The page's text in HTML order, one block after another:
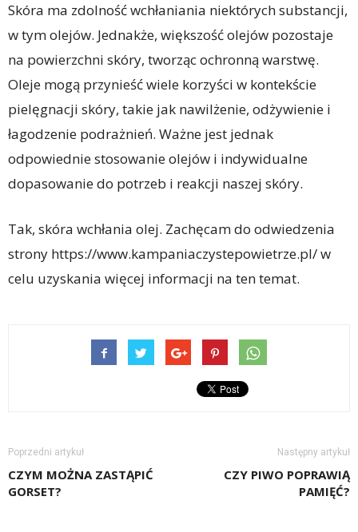
Skóra ma zdolność wchłaniania niektórych substancji,
w tym olejów. Jednakże, większość olejów pozostaje
na powierzchni skóry, tworząc ochronną warstwę.
Oleje mogą przynieść wiele korzyści w kontekście
pielęgnacji skóry, takie jak nawilżenie, odżywienie i
łagodzenie podrażnień. Ważne jest jednak
odpowiednie stosowanie olejów i indywidualne
dopasowanie do potrzeb i reakcji naszej skóry.
Tak, skóra wchłania olej. Zachęcam do odwiedzenia
strony https://www.kampaniaczystepowietrze.pl/ w
celu uzyskania więcej informacji na ten temat.
Poprzedni artykuł
CZYM MOŻNA ZASTĄPIĆ
GORSET?
Następny artykuł
CZY PIWO POPRAWIĄ
PAMIĘĆ?